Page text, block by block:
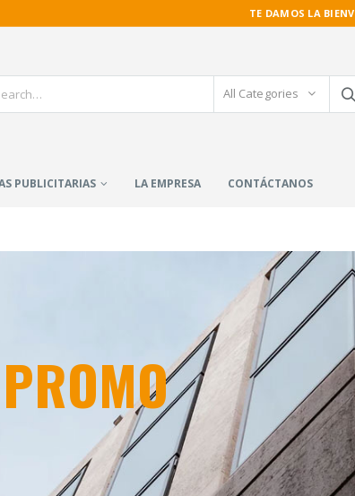
TE DAMOS LA
All Categories
PUBLICITARIAS LA EMPRESA CONTÁCTANOS